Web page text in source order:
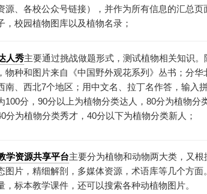
源、各校公众号链接），并作为所有信息的汇总页
，校园植物图库以及植物名录；
人秀主要通过挑战做题形式，测试植物相关知识
物种和图片来自《中国野外观花系列》丛书；分华
南、西北7个地区；用中文名、拉丁名作答，输入
100分，90分以上为植物分类达人，80分为植物分
分为植物分类秀才，40分以下为植物分类新人；
学资源共享平台主要分为植物和动物两大类，又
图片，精细解剖，多媒体资源，术语库等几个方面
，标本教学课件，还可以搜索各种动植物图片。